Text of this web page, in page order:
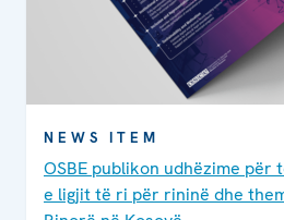
NEWS ITEM
OSBE publikon udhëzime për
e ligjit të ri për rininë dhe